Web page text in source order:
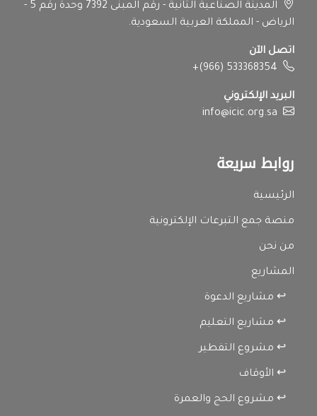
المدينة الصناعية الثانية - رقم المبنى 7392 وحدة رقم 5 -
الرياض - المملكة العربية السعودية.
اتصل الآن
+(966) 533368354
البريد الإلكتروني
info@icic.org.sa
روابط سريعة
الرئيسية
منصة جمع التبرعات الإلكترونية
من نحن
المشاريع
↩ مشاريع الدعوة
↩ مشاريع التعليم
↩ مشروع التفطير
↩ الأوقاف
↩ مشروع الحج والعمرة